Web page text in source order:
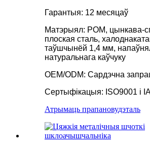
Гарантыя: 12 месяцаў
Матэрыял: POM, цынкава-
плоская сталь,
таўшчынёй 1,4 мм,
натуральнага каўчуку
OEM/ODM: Сардэчна
Сертыфікацыя: ISO9001 і
Атрымаць прапановудэталь